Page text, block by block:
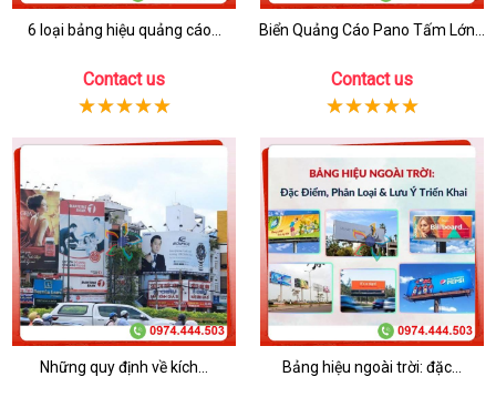
6 loại bảng hiệu quảng cáo...
Contact us
Biển Quảng Cáo Pano Tấm Lớn...
Contact us
Những quy định về kích... Bảng hiệu ngoài trời: đặc...